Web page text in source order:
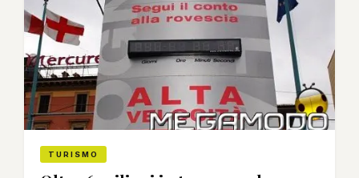
TURISMO